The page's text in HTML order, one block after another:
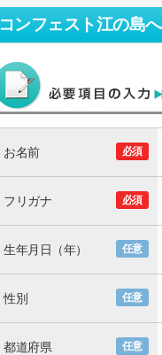
コンフェスト江の島
必須
お名前
必須
フリガナ
任意
生年月日（年）
任意
性別
任意
都道府県